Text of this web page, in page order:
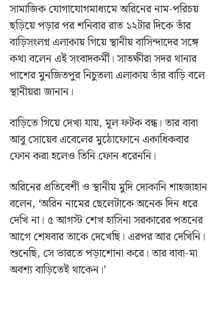
সামাজিক যোগাযোগমাধ্যমে অরিনের নাম-পরিচয়
ছড়িয়ে পড়ার পর শনিবার রাত ১২টার দিকে তাঁর
বাড়িসংলগ্ন এলাকায় গিয়ে স্থানীয় বাসিন্দাদের সঙ্গে
কথা বলেন এই সংবাদকর্মী। সাতক্ষীরা সদর থানার
পাশের মুনজিতপুর নিচুতলা এলাকায় তাঁর বাড়ি বলে
স্থানীয়রা জানান।
বাড়িতে গিয়ে দেখা যায়, মূল ফটক বন্ধ। তার বাবা
আবু সোয়েব এবেলের মুঠোফোনে একাধিকবার
ফোন করা হলেও তিনি ফোন ধরেননি।
অরিনের প্রতিবেশী ও স্থানীয় মুদি দোকানি শাহজাহান
বলেন, ‘অরিন নামের ছেলেটাকে অনেক দিন ধরে
দেখি না। ৫ আগস্ট শেখ হাসিনা সরকারের পতনের
আগে শেষবার তাকে দেখেছি। এরপর আর দেখিনি।
শুনেছি, সে ভারতে পড়াশোনা করে। তার বাবা-মা
অবশ্য বাড়িতেই থাকেন।’